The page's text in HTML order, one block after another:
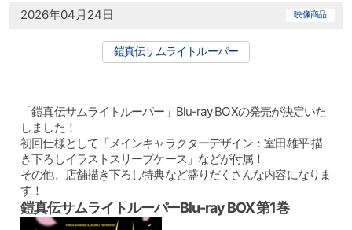
2026年04月24日 映像商品
鎧真伝サムライトルーパー
「鎧真伝サムライトルーパー」Blu-ray BOXの発売が決定いた
しました！
初回仕様として「メインキャラクターデザイン：室田雄平 描
き下ろしイラストスリーブケース」などが付属！
その他、店舗描き下ろし特典など盛りだくさんな内容になりま
す！
鎧真伝サムライトルーパーBlu-ray BOX 第1巻